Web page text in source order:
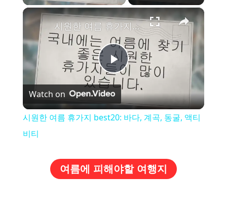
×
P
l
y
시원한 여름 휴가지 best20: 바다, 계곡, 동굴, 액티비티
Watch on
시원한 여름 휴가지 best20: 바다, 계곡, 동굴, 액티
비티
여름에 피해야할 여행지